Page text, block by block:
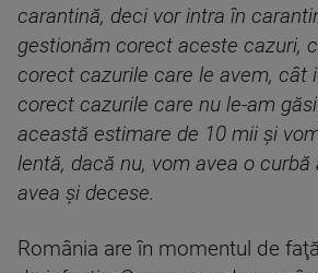
carantină, deci vor intra în
gestionăm corect aceste cazuri,
corect cazurile care le avem, cât
corect cazurile care nu le-am
această estimare de 10 mii şi
lentă, dacă nu, vom avea o
avea şi decese.
România are în momentul de